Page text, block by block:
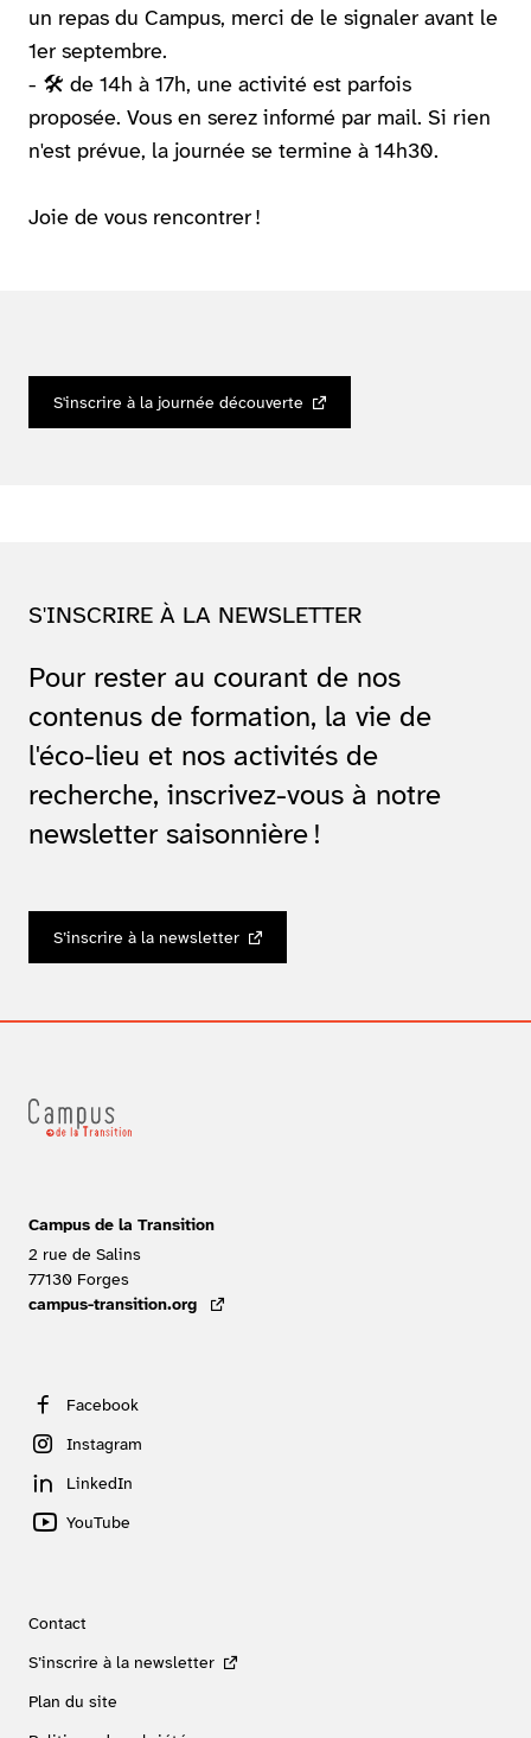
un repas du Campus, merci de le signaler avant le
1er septembre.
- 🛠️ de 14h à 17h, une activité est parfois
proposée. Vous en serez informé par mail. Si rien
n'est prévue, la journée se termine à 14h30.
Joie de vous rencontrer !
S'inscrire à la journée découverte
S'INSCRIRE À LA NEWSLETTER
Pour rester au courant de nos
contenus de formation, la vie de
l'éco-lieu et nos activités de
recherche, inscrivez-vous à notre
newsletter saisonnière !
S’inscrire à la newsletter
Campus de la Transition
2 rue de Salins
77130 Forges
campus-transition.org
- lien externe
Facebook
Instagram
LinkedIn
YouTube
Contact
S’inscrire à la newsletter
Plan du site